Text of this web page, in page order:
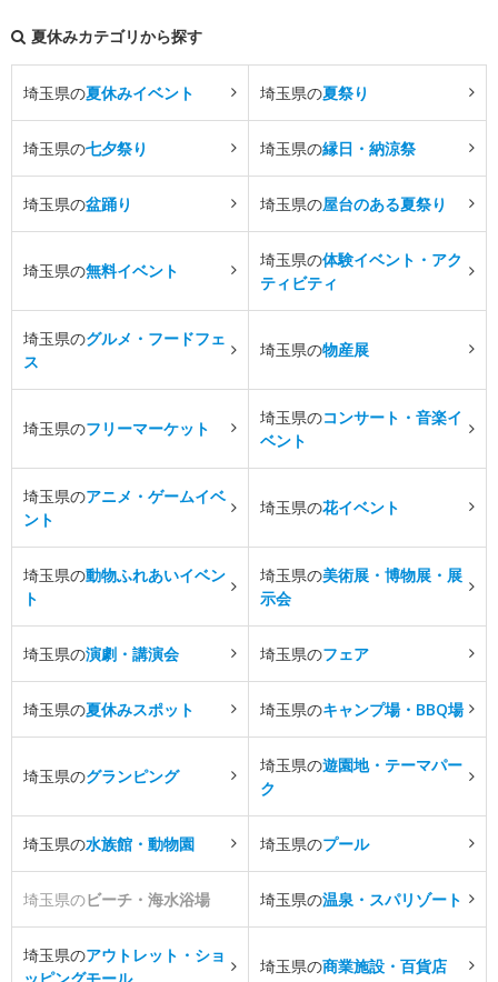
夏休みカテゴリから探す
埼玉県の夏休みイベント 埼玉県の夏祭り
埼玉県の七夕祭り 埼玉県の縁日・納涼祭
埼玉県の盆踊り 埼玉県の屋台のある夏祭り
埼玉県の無料イベント
埼玉県の体験イベント・アク
ティビティ
埼玉県のグルメ・フードフェ
ス
埼玉県の物産展
埼玉県のフリーマーケット
埼玉県のコンサート・音楽イ
ベント
埼玉県のアニメ・ゲームイベ
ント
埼玉県の花イベント
埼玉県の動物ふれあいイベン
ト
埼玉県の美術展・博物展・展
示会
埼玉県の演劇・講演会 埼玉県のフェア
埼玉県の夏休みスポット 埼玉県のキャンプ場・BBQ場
埼玉県のグランピング
埼玉県の遊園地・テーマパー
ク
埼玉県の水族館・動物園 埼玉県のプール
埼玉県のビーチ・海水浴場 埼玉県の温泉・スパリゾート
埼玉県のアウトレット・ショ
ッピングモール
埼玉県の商業施設・百貨店